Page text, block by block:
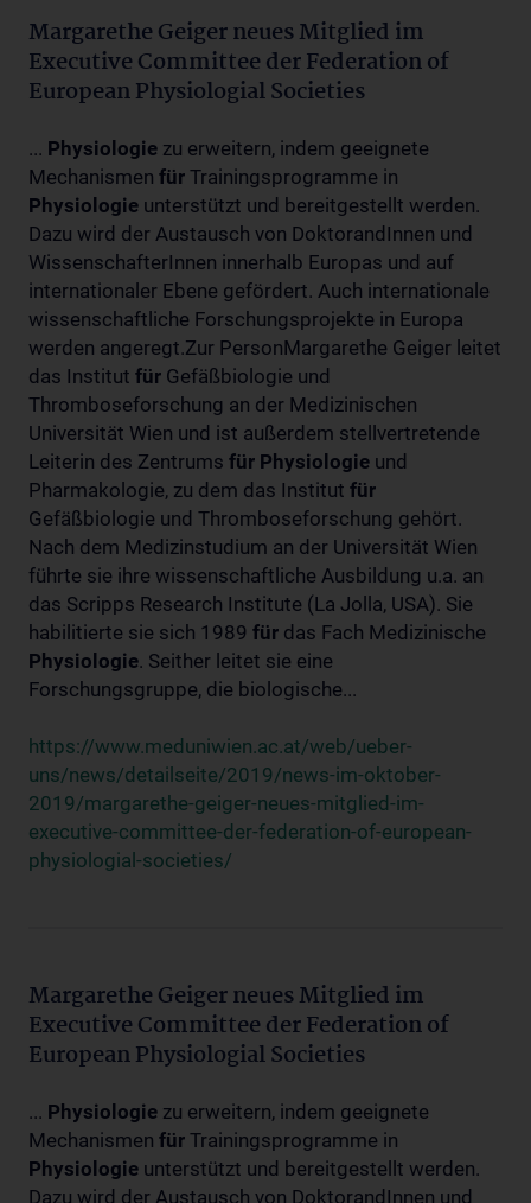
Margarethe Geiger neues Mitglied im
Executive Committee der Federation of
European Physiologial Societies
... Physiologie zu erweitern, indem geeignete
Mechanismen für Trainingsprogramme in
Physiologie unterstützt und bereitgestellt werden.
Dazu wird der Austausch von DoktorandInnen und
WissenschafterInnen innerhalb Europas und auf
internationaler Ebene gefördert. Auch internationale
wissenschaftliche Forschungsprojekte in Europa
werden angeregt.Zur PersonMargarethe Geiger leitet
das Institut für Gefäßbiologie und
Thromboseforschung an der Medizinischen
Universität Wien und ist außerdem stellvertretende
Leiterin des Zentrums für Physiologie und
Pharmakologie, zu dem das Institut für
Gefäßbiologie und Thromboseforschung gehört.
Nach dem Medizinstudium an der Universität Wien
führte sie ihre wissenschaftliche Ausbildung u.a. an
das Scripps Research Institute (La Jolla, USA). Sie
habilitierte sie sich 1989 für das Fach Medizinische
Physiologie. Seither leitet sie eine
Forschungsgruppe, die biologische...
https://www.meduniwien.ac.at/web/ueber-
uns/news/detailseite/2019/news-im-oktober-
2019/margarethe-geiger-neues-mitglied-im-
executive-committee-der-federation-of-european-
physiologial-societies/
Margarethe Geiger neues Mitglied im
Executive Committee der Federation of
European Physiologial Societies
... Physiologie zu erweitern, indem geeignete
Mechanismen für Trainingsprogramme in
Physiologie unterstützt und bereitgestellt werden.
Dazu wird der Austausch von DoktorandInnen und